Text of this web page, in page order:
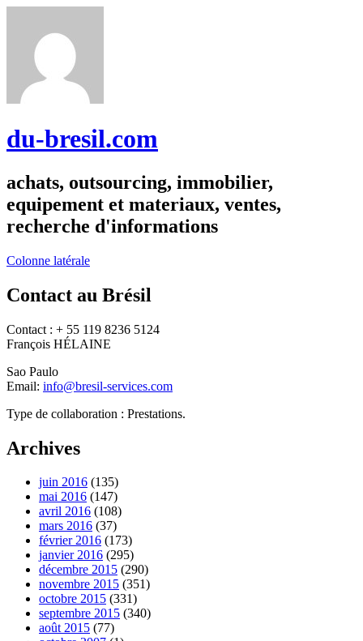
du-bresil.com
achats, outsourcing, immobilier,
equipement et materiaux, ventes,
recherche d'informations
Colonne latérale
Contact au Brésil
Contact : + 55 119 8236 5124
François HÉLAINE
Sao Paulo
Email: info@bresil-services.com
Type de collaboration : Prestations.
Archives
juin 2016 (135)
mai 2016 (147)
avril 2016 (108)
mars 2016 (37)
février 2016 (173)
janvier 2016 (295)
décembre 2015 (290)
novembre 2015 (351)
octobre 2015 (331)
septembre 2015 (340)
août 2015 (77)